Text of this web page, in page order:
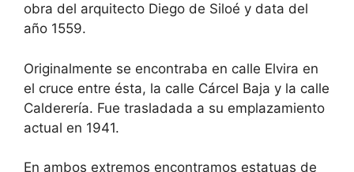
obra del arquitecto Diego de Siloé y data del
año 1559.
Originalmente se encontraba en calle Elvira en
el cruce entre ésta, la calle Cárcel Baja y la calle
Calderería. Fue trasladada a su emplazamiento
actual en 1941.
En ambos extremos encontramos estatuas de